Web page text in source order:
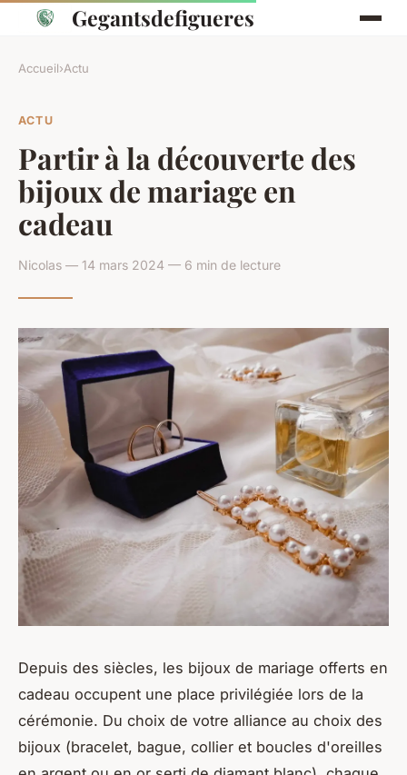
Gegantsdefigueres
Accueil›Actu
ACTU
Partir à la découverte des
bijoux de mariage en
cadeau
Nicolas — 14 mars 2024 — 6 min de lecture
Depuis des siècles, les bijoux de mariage offerts en
cadeau occupent une place privilégiée lors de la
cérémonie. Du choix de votre alliance au choix des
bijoux (bracelet, bague, collier et boucles d'oreilles